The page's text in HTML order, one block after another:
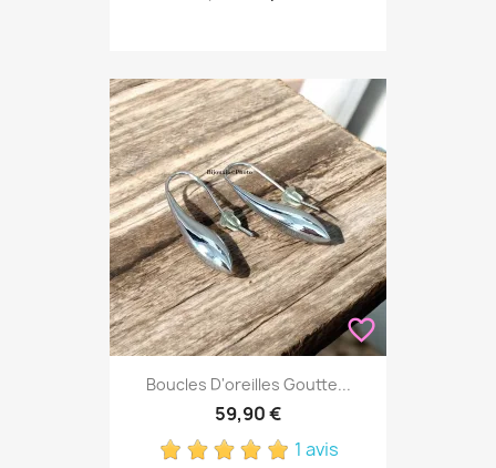
favorite_border
Boucles D'oreilles Goutte...
59,90 €
1 avis